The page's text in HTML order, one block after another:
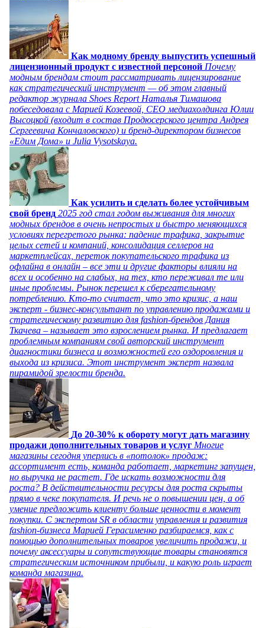
Как модному бренду выпустить успешный
лицензионный продукт с известной персоной Почему
модным брендам стоит рассматривать лицензирование
как стратегический инструмент — об этом главный
редактор журнала Shoes Report Наталья Тимашова
побеседовала с Марией Козеевой, СЕО медиахолдинга Юлии
Высоцкой (входит в состав Продюсерского центра Андрея
Сергеевича Кончаловского) и бренд-директором бизнесов
«Едим Дома» и Julia Vysotskaya.
Как усилить и сделать более устойчивым
свой бренд 2025 год стал годом выживания для многих
модных брендов в очень непростых и быстро меняющихся
условиях перегретого рынка: падение трафика, закрытие
целых сетей и компаний, консолидация селлеров на
маркетплейсах, переток покупательского трафика из
офлайна в онлайн – все эти и другие факторы влияли на
всех и особенно на слабых, на тех, кто переживал те или
иные проблемы. Рынок перешел к сберегательному
потреблению. Кто-то считает, что это кризис, а наш
эксперт - бизнес-консультант по управлению продажами и
стратегическому развитию для fashion-брендов Дания
Ткачева – называет это взрослением рынка. И предлагает
проблемным компаниям свой авторский инструмент
диагностики бизнеса и возможностей его оздоровления и
выхода из кризиса. Этот инструмент эксперт назвала
пирамидой зрелости бренда.
До 20-30% к обороту могут дать магазину
продажи дополнительных товаров и услуг Многие
магазины сегодня уперлись в «потолок» продаж:
ассортимент есть, команда работает, маркетинг запущен,
но выручка не растет. Где искать возможности для
роста? В действительности ресурсы для роста скрыты
прямо в чеке покупателя. И речь не о повышении цен, а об
умение предложить клиенту больше ценности в момент
покупки. С экспертом SR в области управления и развития
fashion-бизнеса Марией Герасименко разбираемся, как с
помощью дополнительных товаров увеличить продажи, и
почему аксессуары и сопутствующие товары становятся
стратегическим источником прибыли, и какую роль играет
команда магазина.